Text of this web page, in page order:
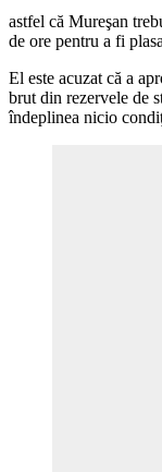
astfel că Mureşan
de ore pentru a fi
El este acuzat că a
brut din rezervele de
îndeplinea nicio